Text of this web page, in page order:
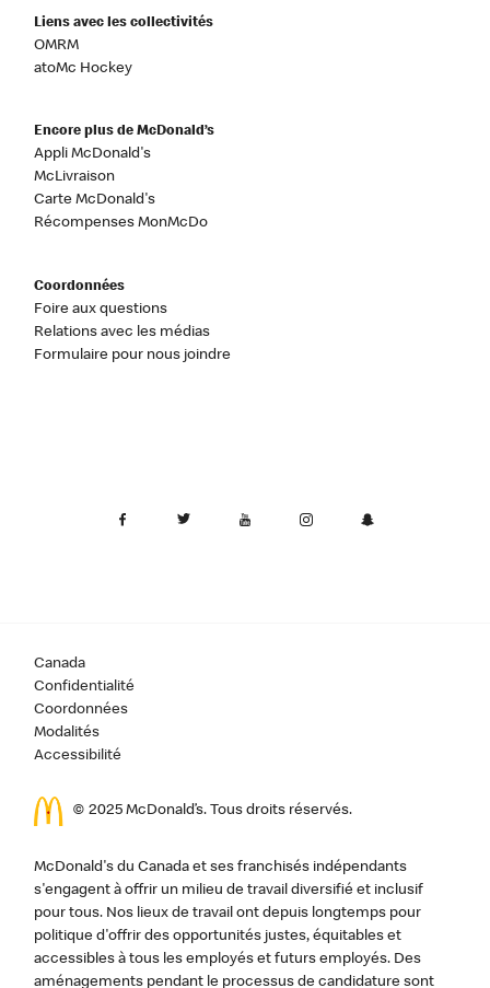
Liens avec les collectivités
OMRM
atoMc Hockey
Encore plus de McDonald’s
Appli McDonald's
McLivraison
Carte McDonald's
Récompenses MonMcDo
Coordonnées
Foire aux questions
Relations avec les médias
Formulaire pour nous joindre
Canada
Confidentialité
Coordonnées
Modalités
Accessibilité
© 2025 McDonald’s. Tous droits réservés.
McDonald's du Canada et ses franchisés indépendants
s'engagent à offrir un milieu de travail diversifié et inclusif
pour tous. Nos lieux de travail ont depuis longtemps pour
politique d'offrir des opportunités justes, équitables et
accessibles à tous les employés et futurs employés. Des
aménagements pendant le processus de candidature sont